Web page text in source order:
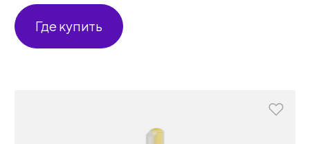
Где купить